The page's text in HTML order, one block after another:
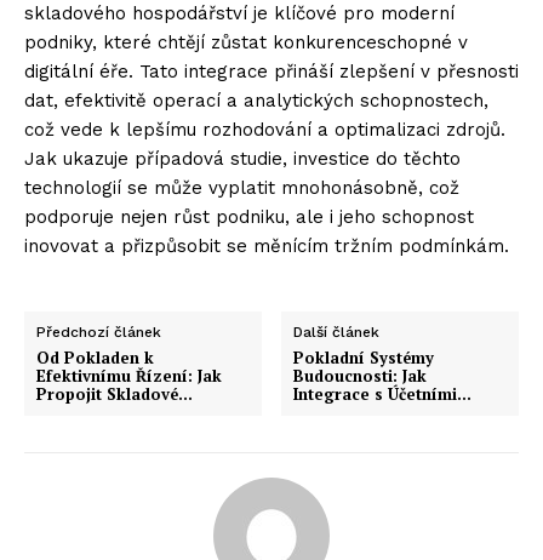
skladového hospodářství je klíčové pro moderní
podniky, které chtějí zůstat konkurenceschopné v
digitální éře. Tato integrace přináší zlepšení v přesnosti
dat, efektivitě operací a analytických schopnostech,
což vede k lepšímu rozhodování a optimalizaci zdrojů.
Jak ukazuje případová studie, investice do těchto
technologií se může vyplatit mnohonásobně, což
podporuje nejen růst podniku, ale i jeho schopnost
inovovat a přizpůsobit se měnícím tržním podmínkám.
Předchozí článek
Od Pokladen k
Efektivnímu Řízení: Jak
Propojit Skladové…
Další článek
Pokladní Systémy
Budoucnosti: Jak
Integrace s Účetními…